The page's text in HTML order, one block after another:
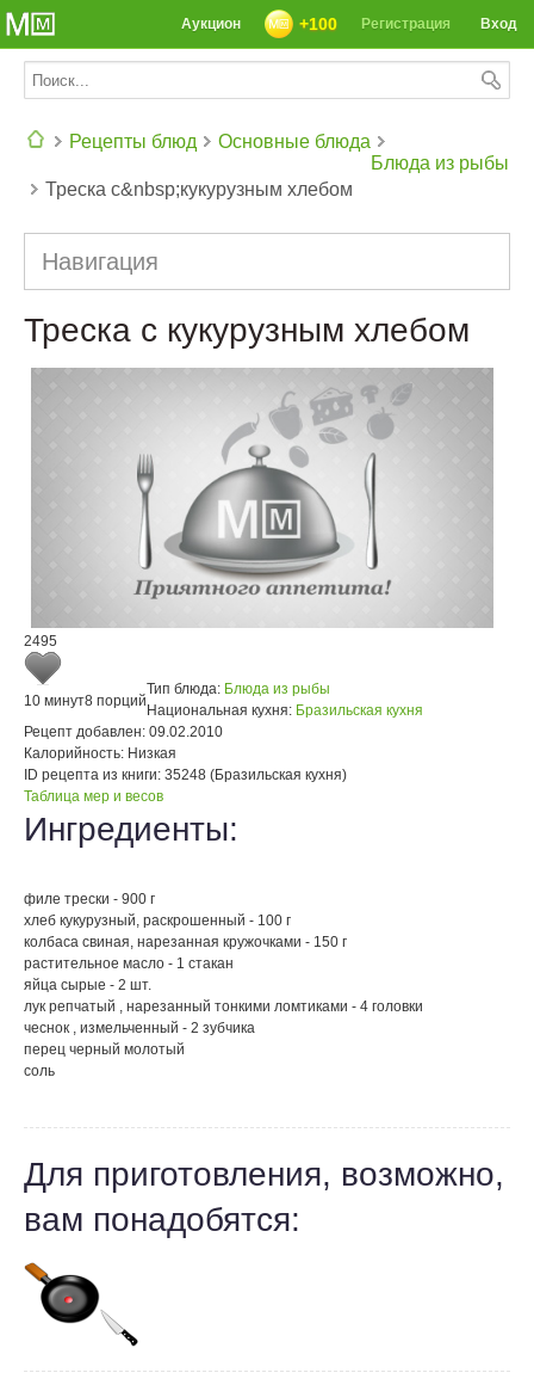
СЕГОДНЯ: 39142 РЕЦЕПТА
Вход
Регистрация
+100
Аукцион
Рецепты блюд
Основные блюда
Блюда из рыбы
Треска с&nbsp;кукурузным хлебом
Навигация
Треска с кукурузным хлебом
2495
10 минут8 порций
Тип блюда: Блюда из рыбы
Национальная кухня: Бразильская кухня
Рецепт добавлен: 09.02.2010
Калорийность: Низкая
ID рецепта из книги: 35248 (Бразильская кухня)
Таблица мер и весов
Ингредиенты:
филе трески - 900 г
хлеб кукурузный, раскрошенный - 100 г
колбаса свиная, нарезанная кружочками - 150 г
растительное масло - 1 стакан
яйца сырые - 2 шт.
лук репчатый , нарезанный тонкими ломтиками - 4 головки
чеснок , измельченный - 2 зубчика
перец черный молотый
соль
Для приготовления, возможно,
вам понадобятся: